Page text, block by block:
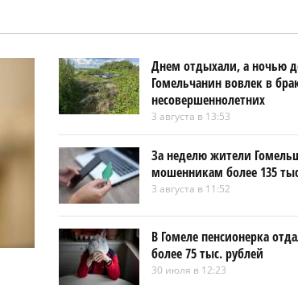
Днем отдыхали, а ночью
Гомельчанин вовлек в
несовершеннолетних
3 августа в 13:53
За неделю жители
мошенникам более 135
3 августа в 11:52
В Гомеле пенсионерка
более 75 тыс. рублей
30 июля в 12:23